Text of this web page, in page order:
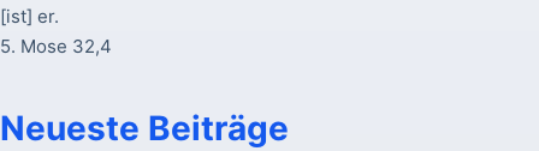
[ist] er.
5. Mose 32,4
Neueste Beiträge